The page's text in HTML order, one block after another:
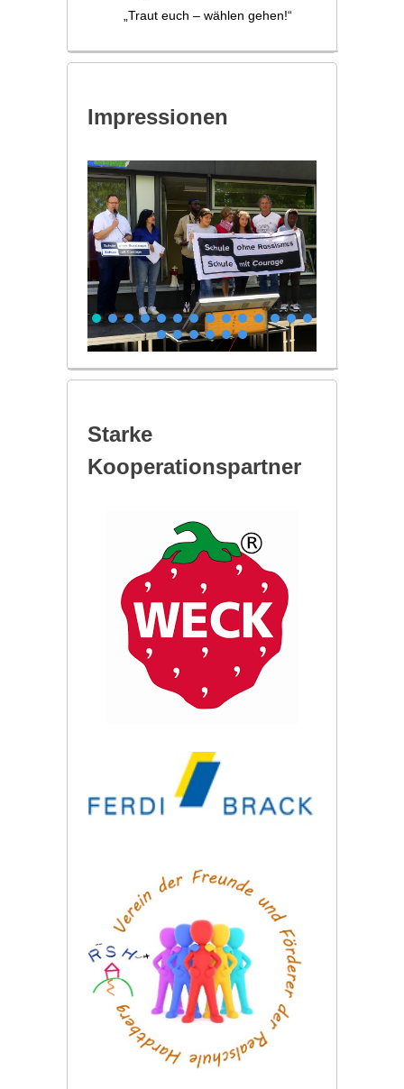
„Traut euch – wählen gehen!“
Impressionen
Starke
Kooperationspartner